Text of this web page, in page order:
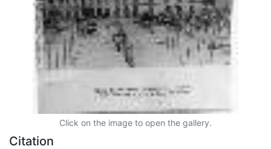
Click on the image to open the gallery.
Citation